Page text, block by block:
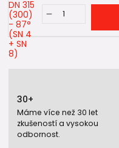
30+
Máme více než 30 let
zkušeností a vysokou
odbornost.